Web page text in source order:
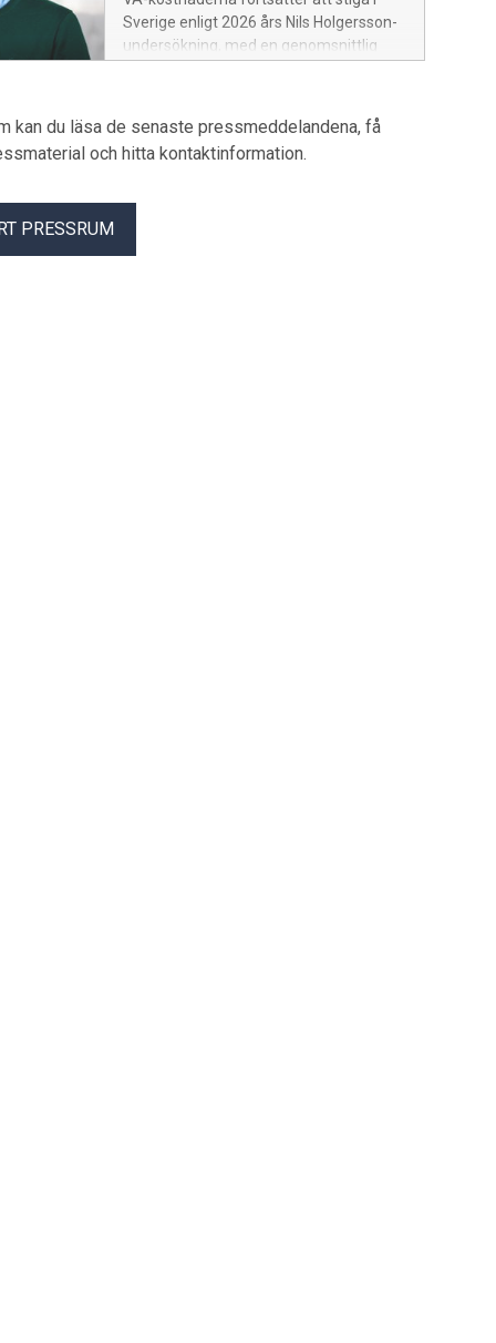
Sverige enligt 2026 års Nils Holgersson-
undersökning, med en genomsnittlig
Skillnader mellan kommunerna är stora,
där Motala har lägst kostnader och
Söderköping högst. Investeringar i VA-
kan du läsa de senaste pressmeddelandena, få
och hitta kontaktinformation.
PRESSRUM